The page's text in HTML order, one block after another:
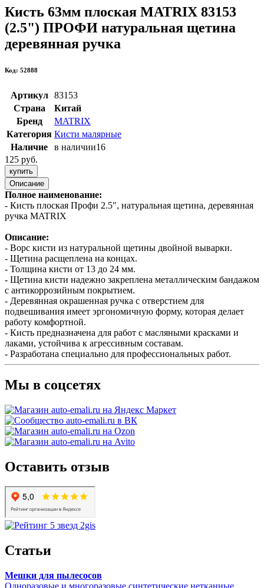
Кисть 63мм плоская MATRIX 83153
(2.5") ПРОФИ натуральная щетина
деревянная ручка
Код: 52888
Артикул
83153
Страна
Китай
Бренд
MATRIX
Категория Кисти малярные
Наличие
в наличии16
125 руб.
купить
Описание
Полное наименование:
- Кисть плоская Профи 2.5", натуральная щетина, деревянная
ручка MATRIX
Описание:
- Ворс кисти из натуральной щетины двойной выварки.
- Щетина расщеплена на концах.
- Толщина кисти от 13 до 24 мм.
- Щетина кисти надежно закреплена металлическим бандажом
с антикоррозийным покрытием.
- Деревянная окрашенная ручка с отверстием для
подвешивания имеет эргономичную форму, которая делает
работу комфортной.
- Кисть предназначена для работ с масляными красками и
лаками, устойчива к агрессивным составам.
- Разработана специально для профессиональных работ.
Мы в соцсетях
Оставить отзыв
Статьи
Мешки для пылесосов